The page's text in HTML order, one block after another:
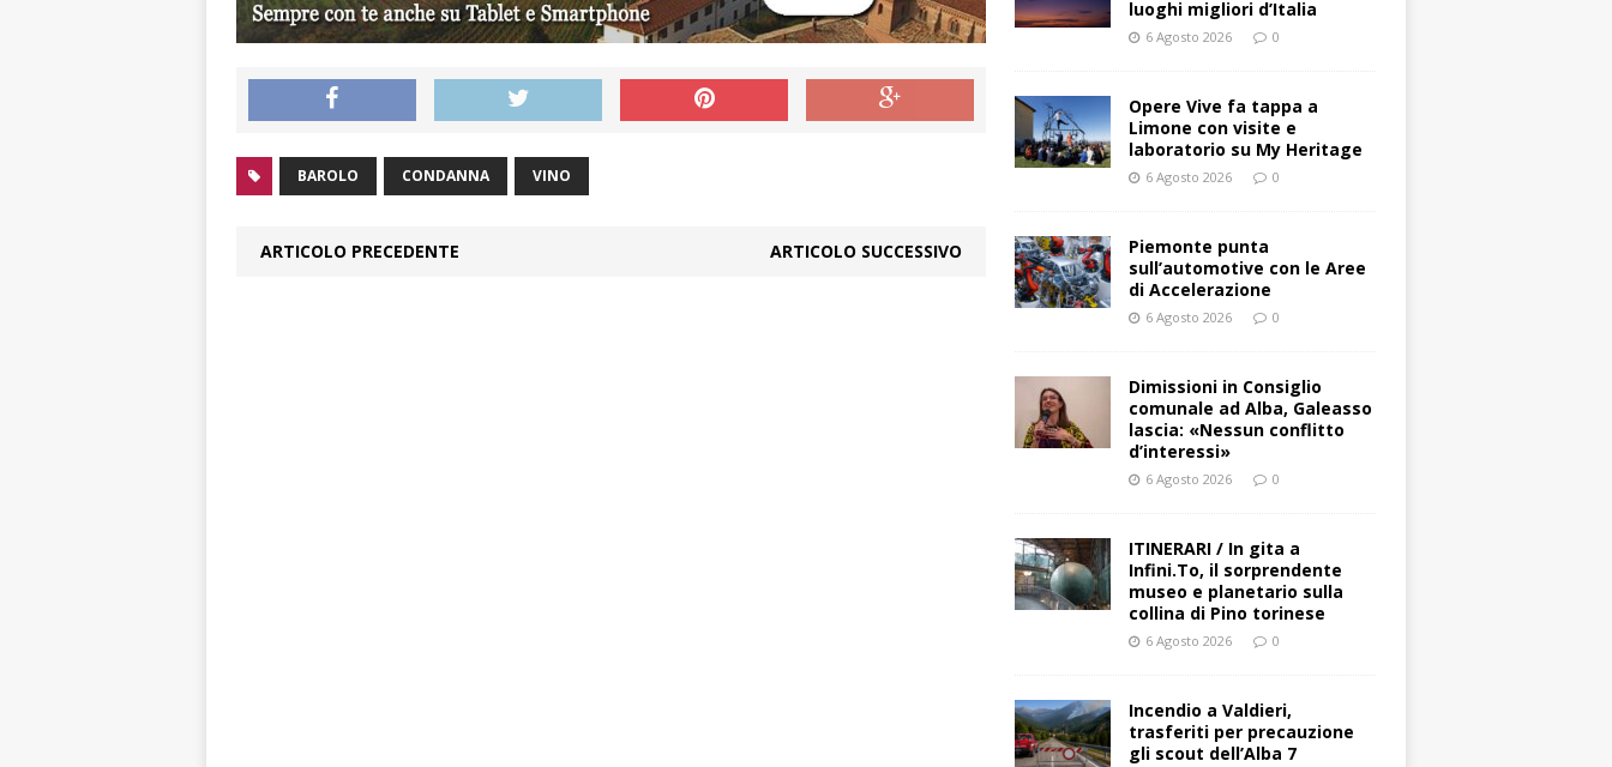
BAROLO CONDANNA VINO
ARTICOLO PRECEDENTE ARTICOLO SUCCESSIVO
luoghi migliori d’Italia
6 Agosto 2026 0
Opere Vive fa tappa a
Limone con visite e
laboratorio su My Heritage
6 Agosto 2026 0
Piemonte punta
sull’automotive con le Aree
di Accelerazione
6 Agosto 2026 0
Dimissioni in Consiglio
comunale ad Alba, Galeasso
lascia: «Nessun conflitto
d’interessi»
6 Agosto 2026 0
ITINERARI / In gita a
Infini.To, il sorprendente
museo e planetario sulla
collina di Pino torinese
6 Agosto 2026 0
Incendio a Valdieri,
trasferiti per precauzione
gli scout dell’Alba 7